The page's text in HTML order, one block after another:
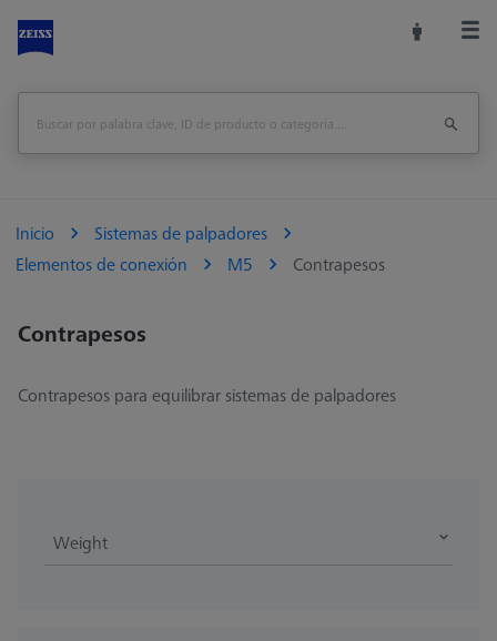
Inicio
Sistemas de palpadores
Elementos de conexión
M5 Contrapesos
Contrapesos
Contrapesos para equilibrar sistemas de palpadores
Weight